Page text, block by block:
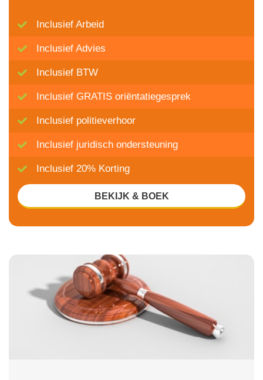
Inclusief Arbeid
Inclusief Advies
Inclusief BTW
Inclusief GRATIS oriëntatiegesprek
Inclusief politieverhoor
Inclusief juridisch ondersteuning
Inclusief 20% Korting
BEKIJK & BOEK